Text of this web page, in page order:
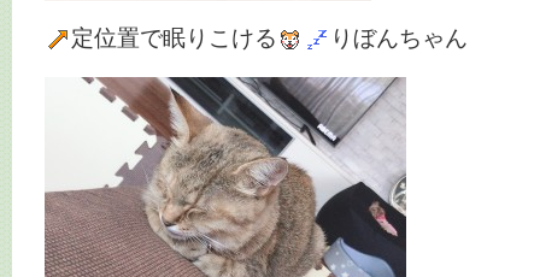
定位置で眠りこける りぼんちゃん